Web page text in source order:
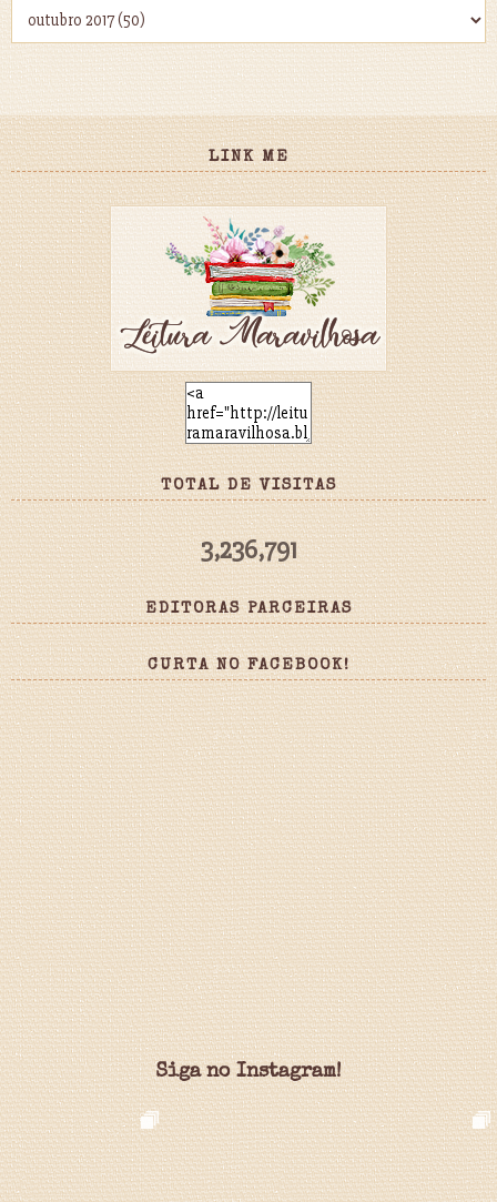
LINK ME
TOTAL DE VISITAS
3,236,791
EDITORAS PARCEIRAS
CURTA NO FACEBOOK!
Siga no Instagram!